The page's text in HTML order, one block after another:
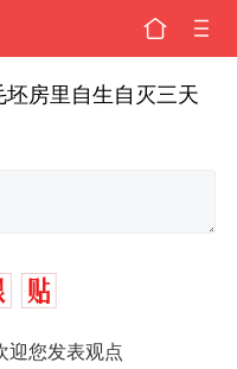
房里自生自灭三天
迎您发表观点